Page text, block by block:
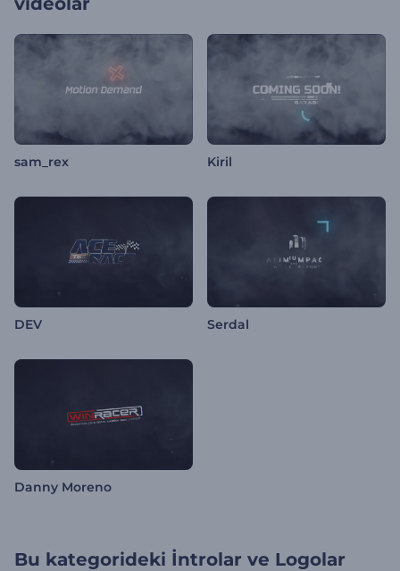
sam_rex Kiril
DEV Serdal
Danny Moreno
Bu kategorideki İntrolar ve Logolar